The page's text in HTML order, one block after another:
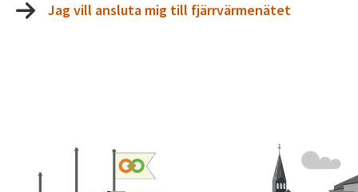
Jag vill ansluta mig till fjärrvärmenätet